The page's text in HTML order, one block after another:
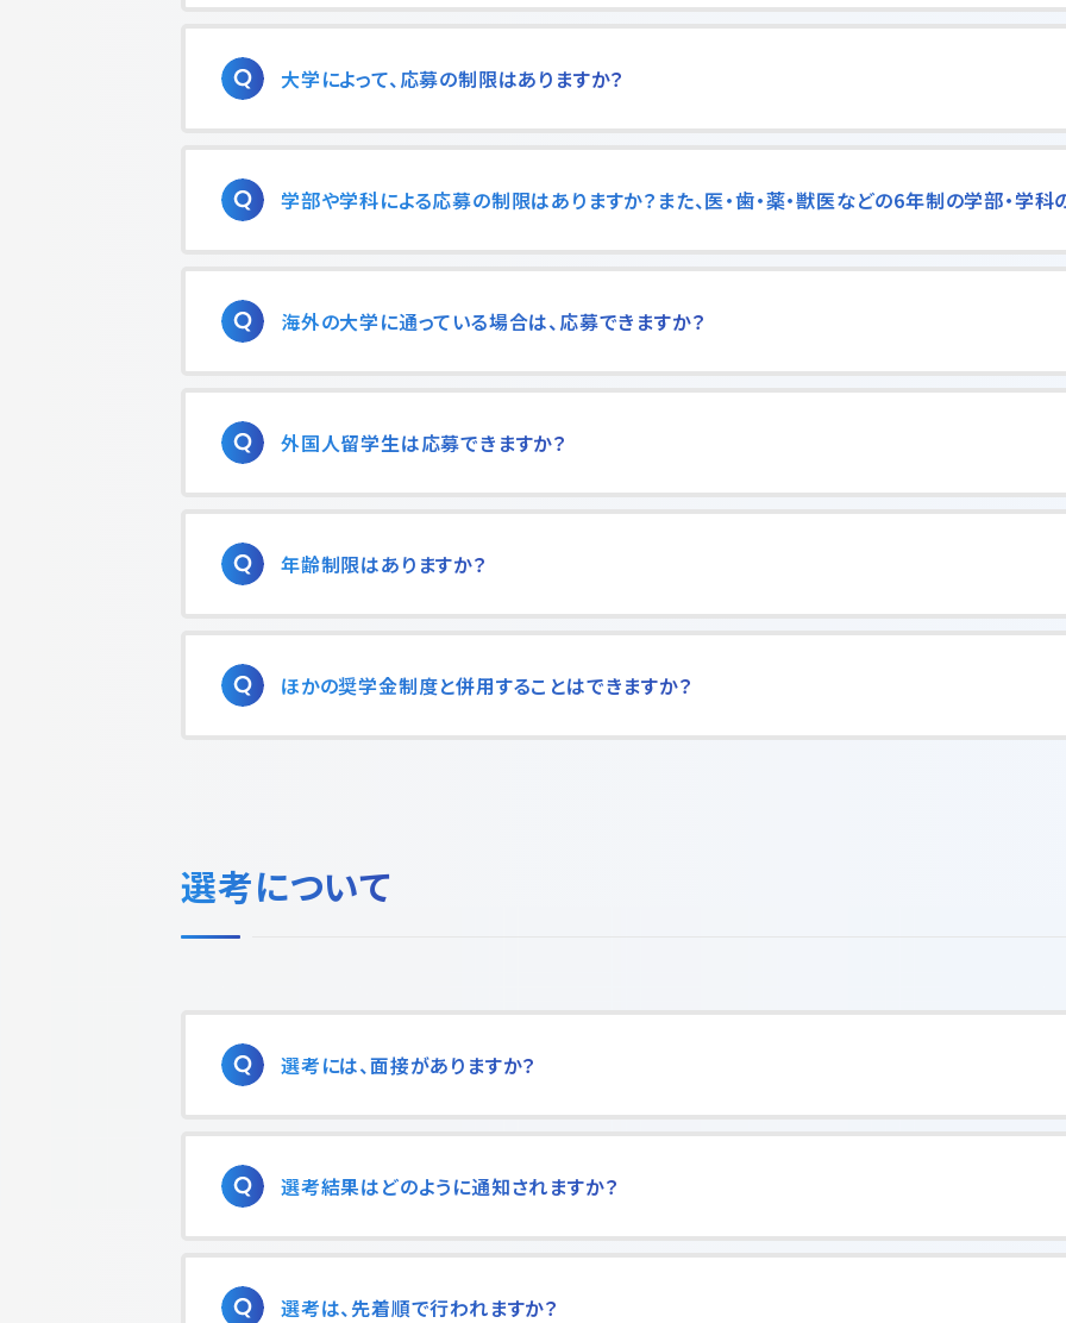
大学によって、応募の制限はありますか？
学部や学科による応募の制限はありますか？また、医・歯・薬・獣医などの6年制の学部・学
海外の大学に通っている場合は、応募できますか？
外国人留学生は応募できますか？
年齢制限はありますか？
ほかの奨学金制度と併用することはできますか？
選考について
選考には、面接がありますか？
選考結果はどのように通知されますか？
選考は、先着順で行われますか？